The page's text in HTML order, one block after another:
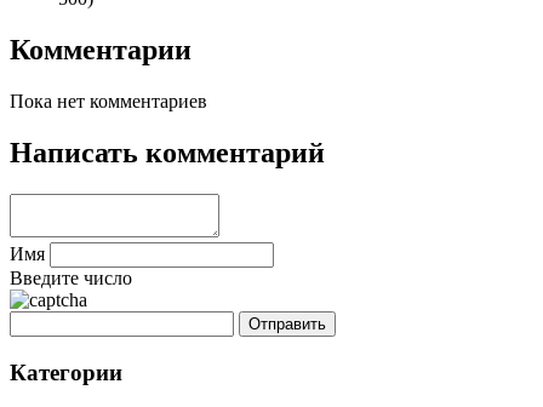
Комментарии
Пока нет комментариев
Написать комментарий
Имя
Введите число
Категории